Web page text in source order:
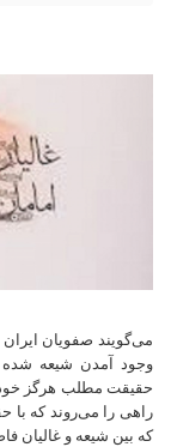
می‌گویند صفویان
وجود آمدن شیعه شده
حقیقت مطلب هرگز خود
راهی را می‌روند که با
که بین شیعه و غالیان